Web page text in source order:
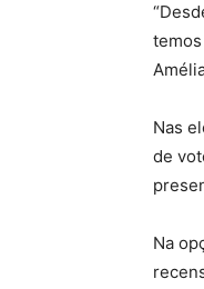
Nas
de
Na